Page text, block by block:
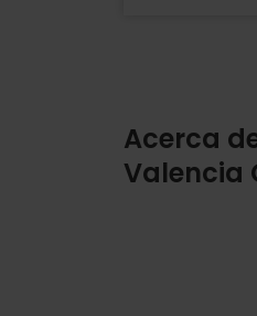
Acerca
Valencia